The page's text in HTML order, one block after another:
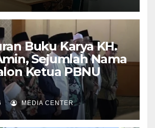
Buku Karya KH.
Sejumlah Nama
Ketua PBNU
MEDIA CENTER